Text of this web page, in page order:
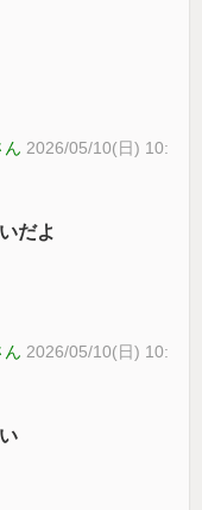
2026/05/10(日) 10:
だよ
2026/05/10(日) 10: